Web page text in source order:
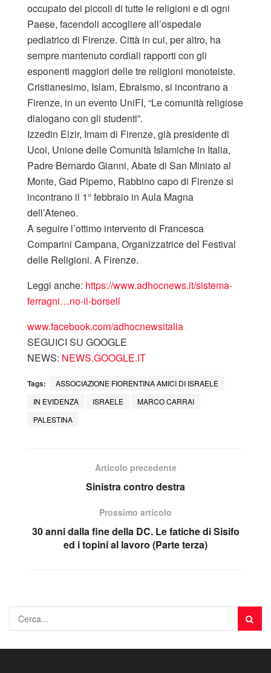
occupato dei piccoli di tutte le religioni e di ogni
Paese, facendoli accogliere all’ospedale
pediatrico di Firenze. Città in cui, per altro, ha
sempre mantenuto cordiali rapporti con gli
esponenti maggiori delle tre religioni monoteiste.
Cristianesimo, Islam, Ebraismo, si incontrano a
Firenze, in un evento UniFI, “Le comunità religiose
dialogano con gli studenti”.
Izzedin Elzir, Imam di Firenze, già presidente di
Ucoi, Unione delle Comunità Islamiche in Italia,
Padre Bernardo Gianni, Abate di San Miniato al
Monte, Gad Piperno, Rabbino capo di Firenze si
incontrano il 1° febbraio in Aula Magna
dell’Ateneo.
A seguire l’ottimo intervento di Francesca
Comparini Campana, Organizzatrice del Festival
delle Religioni. A Firenze.
Leggi anche: https://www.adhocnews.it/sistema-
ferragni…no-il-borsell
www.facebook.com/adhocnewsitalia
SEGUICI SU GOOGLE
NEWS: NEWS.GOOGLE.IT
Tags:
ASSOCIAZIONE FIORENTINA AMICI DI ISRAELE
IN EVIDENZA
ISRAELE
MARCO CARRAI
PALESTINA
Articolo precedente
Sinistra contro destra
Prossimo articolo
30 anni dalla fine della DC. Le fatiche di Sisifo
ed i topini al lavoro (Parte terza)